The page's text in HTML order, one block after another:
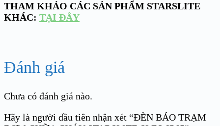
THAM KHẢO CÁC SẢN PHẨM STARSLITE
KHÁC: TẠI ĐÂY
Đánh giá
Chưa có đánh giá nào.
Hãy là người đầu tiên nhận xét “ĐÈN BÁO TRẠM